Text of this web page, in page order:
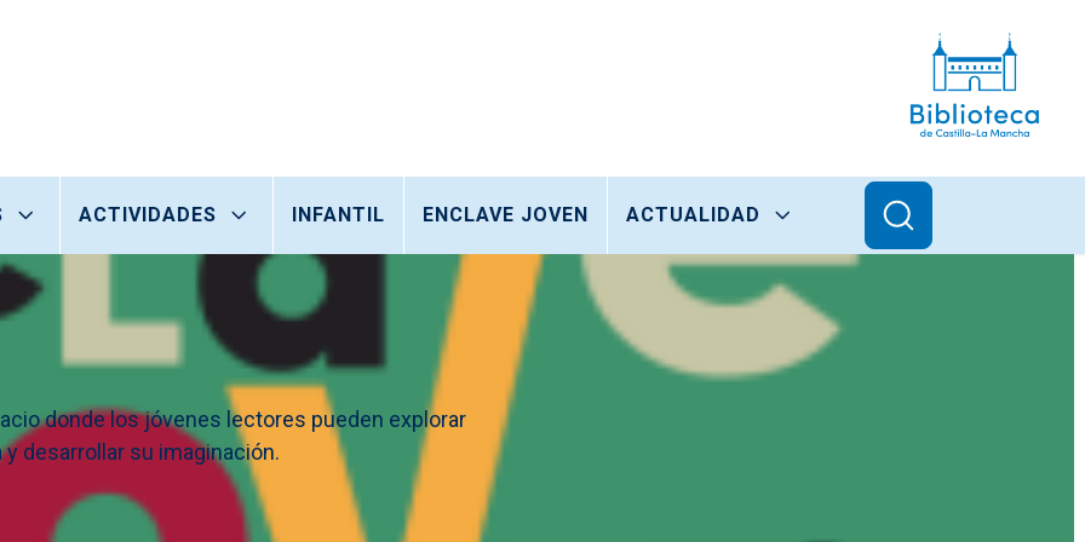
ACTIVIDADES INFANTIL ENCLAVE JOVEN ACTUALIDAD
donde los jóvenes lectores pueden explorar
desarrollar su imaginación.